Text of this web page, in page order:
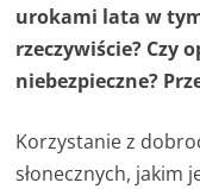
urokami lata w
rzeczywiście? Czy
niebezpieczne?
Korzystanie z
słonecznych, jakim